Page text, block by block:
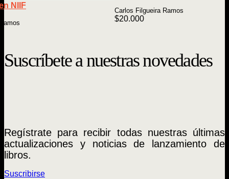
NIIF
Carlos Filgueira Ramos
$20.000
Suscríbete a nuestras novedades
Regístrate para recibir todas nuestras últimas
actualizaciones y noticias de lanzamiento de
libros.
Suscribirse